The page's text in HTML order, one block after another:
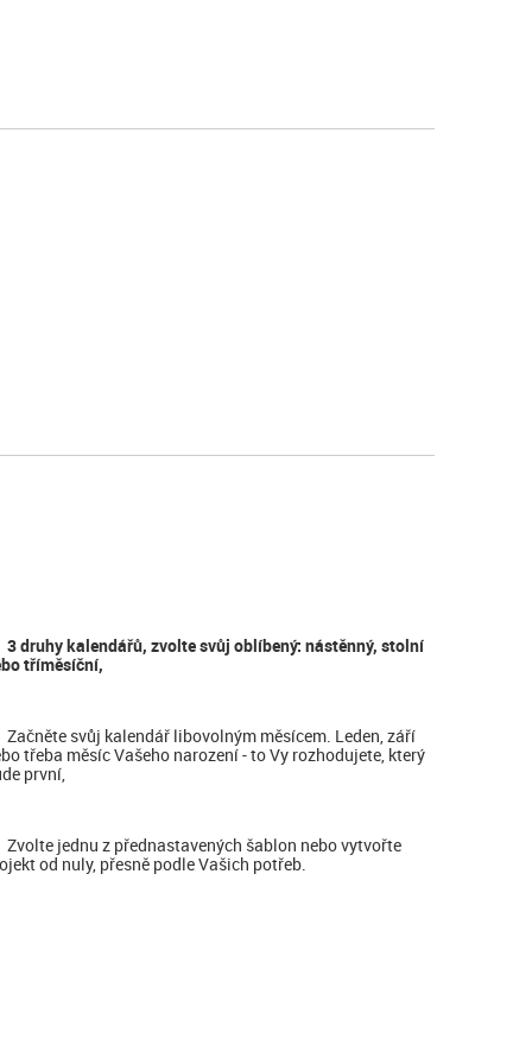
3 druhy kalendářů, zvolte svůj oblíbený: nástěnný, stolní
tříměsíční,
Začněte svůj kalendář libovolným měsícem. Leden, září
třeba měsíc Vašeho narození - to Vy rozhodujete, který
první,
Zvolte jednu z přednastavených šablon nebo vytvořte
od nuly, přesně podle Vašich potřeb.